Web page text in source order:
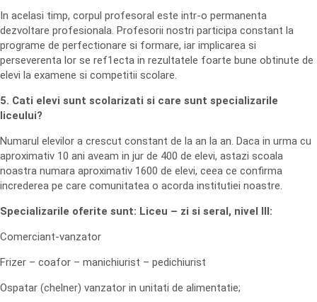
In acelasi timp, corpul profesoral este intr-o permanenta
dezvoltare profesionala. Profesorii nostri participa constant la
programe de perfectionare si formare, iar implicarea si
perseverenta lor se ref1ecta in rezultatele foarte bune obtinute de
elevi la examene si competitii scolare.
5. Cati elevi sunt scolarizati si care sunt specializarile
liceului?
Numarul elevilor a crescut constant de la an la an. Daca in urma cu
aproximativ 10 ani aveam in jur de 400 de elevi, astazi scoala
noastra numara aproximativ 1600 de elevi, ceea ce confirma
increderea pe care comunitatea o acorda institutiei noastre.
Specializarile oferite sunt: Liceu – zi si seral, nivel III:
Comerciant-vanzator
Frizer – coafor – manichiurist – pedichiurist
Ospatar (chelner) vanzator in unitati de alimentatie;